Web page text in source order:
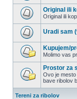
Nema
nepročitanih
postova
postova
Original ili
Original ili
Nema
nepročitanih
postova
Uradi sam
nepročitanih
postova
Kupujem/
Molimo vas
Nema
nepročitanih
postova
Prostor za
Ovo je
bave ribolov
Tereni za ribolov